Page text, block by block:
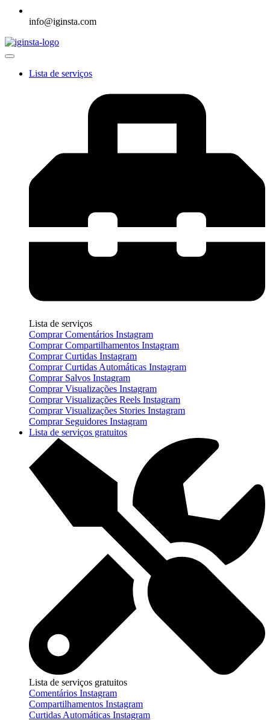
info@iginsta.com
Lista de serviços
Lista de serviços
Comprar Comentários Instagram
Comprar Compartilhamentos Instagram
Comprar Curtidas Instagram
Comprar Curtidas Automáticas Instagram
Comprar Salvos Instagram
Comprar Visualizações Instagram
Comprar Visualizações Reels Instagram
Comprar Visualizações Stories Instagram
Comprar Seguidores Instagram
Lista de serviços gratuitos
Lista de serviços gratuitos
Comentários Instagram
Compartilhamentos Instagram
Curtidas Automáticas Instagram